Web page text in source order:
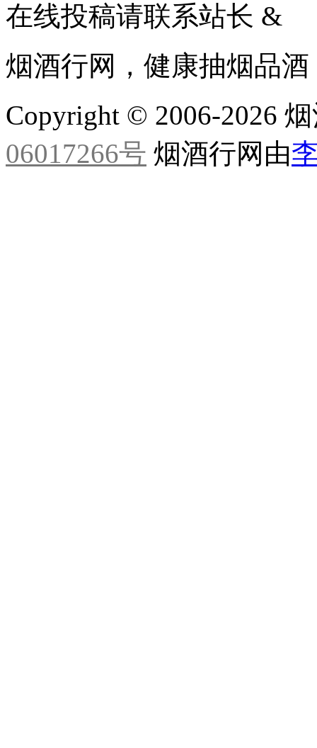
在线投稿请联系站长 &
烟酒行网，健康抽烟品
Copyright © 2006-2026
06017266号 烟酒行网由